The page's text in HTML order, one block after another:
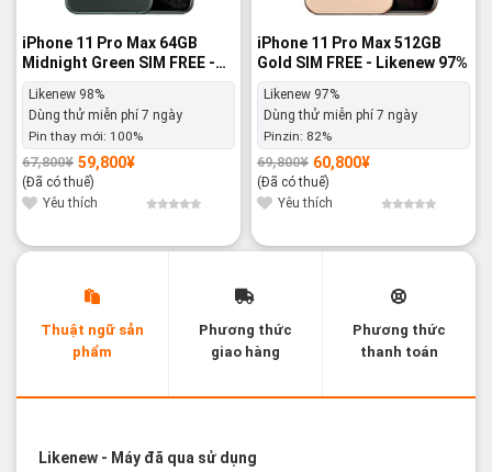
iPhone 11 Pro Max 64GB
Midnight Green SIM FREE -
Likenew 98%
Likenew 98%
Dùng thử miễn phí 7 ngày
Pin thay mới: 100%
67,800¥
Giá
gốc
là:
67,800¥.
59,800¥
Giá
hiện
tại
là:
59,800¥.
(Đã có thuế)
Yêu thích
iPhone 11 Pro Max 512GB
Gold SIM FREE - Likenew 97%
Likenew 97%
Dùng thử miễn phí 7 ngày
Pinzin: 82%
69,800¥
Giá
gốc
là:
69,800¥.
60,800¥
Giá
hiện
tại
là:
60,800¥.
(Đã có thuế)
Yêu thích
Thuật ngữ sản
phẩm
Phương thức
giao hàng
Phương thức
thanh toán
Likenew- Máy đã qua sử dụng